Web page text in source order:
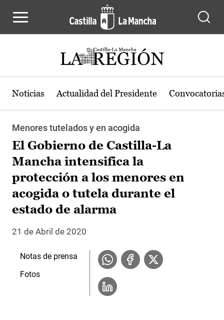
Noticias Actualidad del Presidente
Menores tutelados y en acogida
El Gobierno de Castilla-La
Mancha intensifica la
protección a los menores en
acogida o tutela durante el
estado de alarma
21 de Abril de 2020
Notas de prensa
Fotos